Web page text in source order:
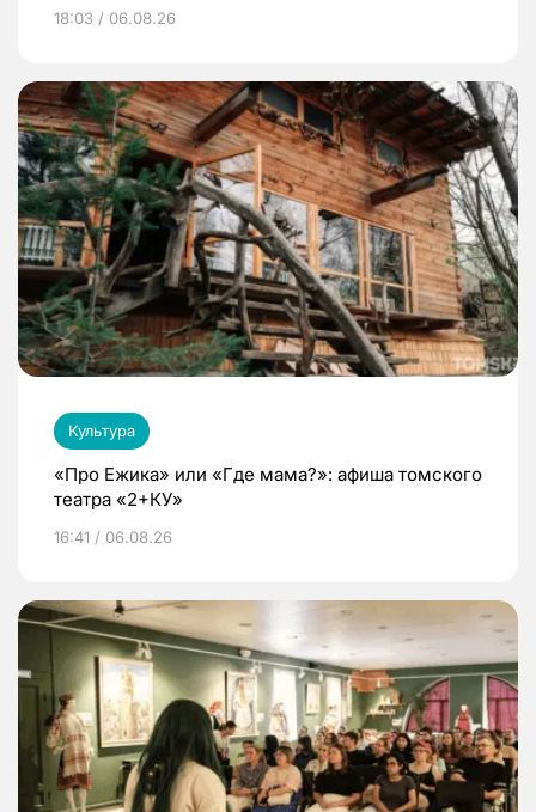
18:03 / 06.08.26
Культура
«Про Ежика» или «Где мама?»: афиша томского
театра «2+КУ»
16:41 / 06.08.26